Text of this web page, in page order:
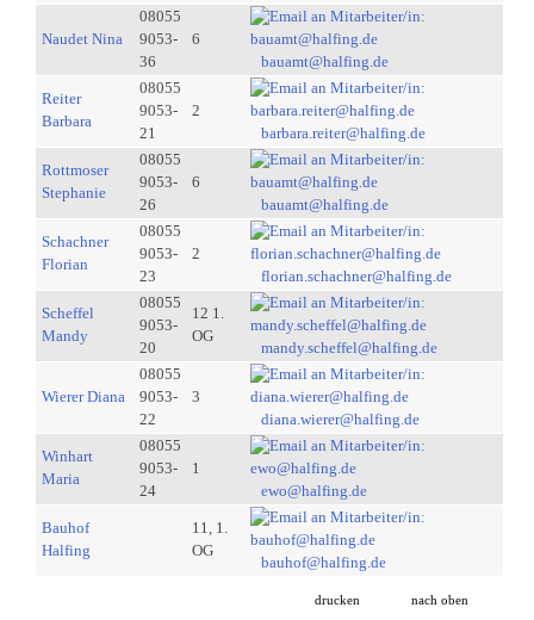
Naudet Nina
08055
9053-
36
6
bauamt@halfing.de
Reiter
Barbara
08055
9053-
21
2
barbara.reiter@halfing.de
Rottmoser
Stephanie
08055
9053-
26
6
bauamt@halfing.de
Schachner
Florian
08055
9053-
23
2
florian.schachner@halfing.de
Scheffel
Mandy
08055
9053-
20
12 1.
OG
mandy.scheffel@halfing.de
Wierer Diana
08055
9053-
22
3
diana.wierer@halfing.de
Winhart
Maria
08055
9053-
24
1
ewo@halfing.de
Bauhof
Halfing
11, 1.
OG
bauhof@halfing.de
drucken nach oben